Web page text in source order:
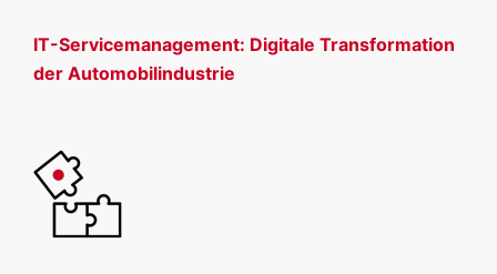
IT-Servicemanagement: Digitale Transformation
der Automobilindustrie